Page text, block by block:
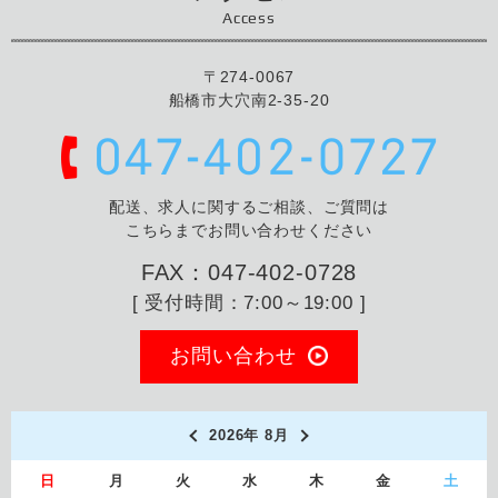
Access
〒274-0067
船橋市大穴南2-35-20
配送、求人に関するご相談、ご質問は
こちらまでお問い合わせください
FAX：047-402-0728
[ 受付時間：7:00～19:00 ]
お問い合わせ
2026年 8月
日 月 火 水 木 金 土